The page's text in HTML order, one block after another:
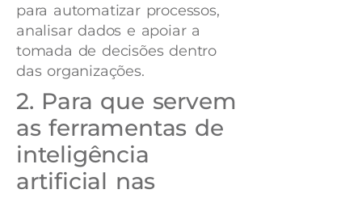
para automatizar processos,
analisar dados e apoiar a
tomada de decisões dentro
das organizações.
2. Para que servem
as ferramentas de
inteligência
artificial nas